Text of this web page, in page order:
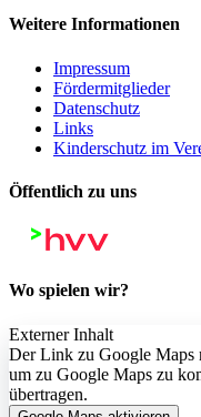
Weitere Informationen
Impressum
Fördermitglieder
Datenschutz
Links
Kinderschutz im
Öffentlich zu uns
Wo spielen wir?
Externer Inhalt
Der Link zu Google Maps
um zu Google Maps zu
übertragen.